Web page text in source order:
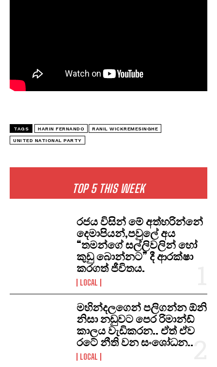
TOP 5 THIS WEEK
රජය විසින් මේ අත්හරින්නේ
දෙමාපියන්,පවුලේ අය
“තමන්ගේ සල්ලිවලින් හෝ
කුඩු බොන්නට” දී ආරක්ෂා
කරගත් ජීවිතය.
LOCAL
මහින්දලගෙන් පලිගන්න ඕනි
නිසා නඩුවට පෙර රිමාන්ඩ්
කාලය වැඩිකරන.. ඒත් ඒව
රටේ නීති වන සංශෝධන..
LOCAL
TAGS HARIN FERNANDO RANIL WICKREMESINGHE
UNITED NATIONAL PARTY